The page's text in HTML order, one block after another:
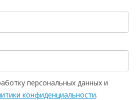
персональных данных и
конфиденциальности.